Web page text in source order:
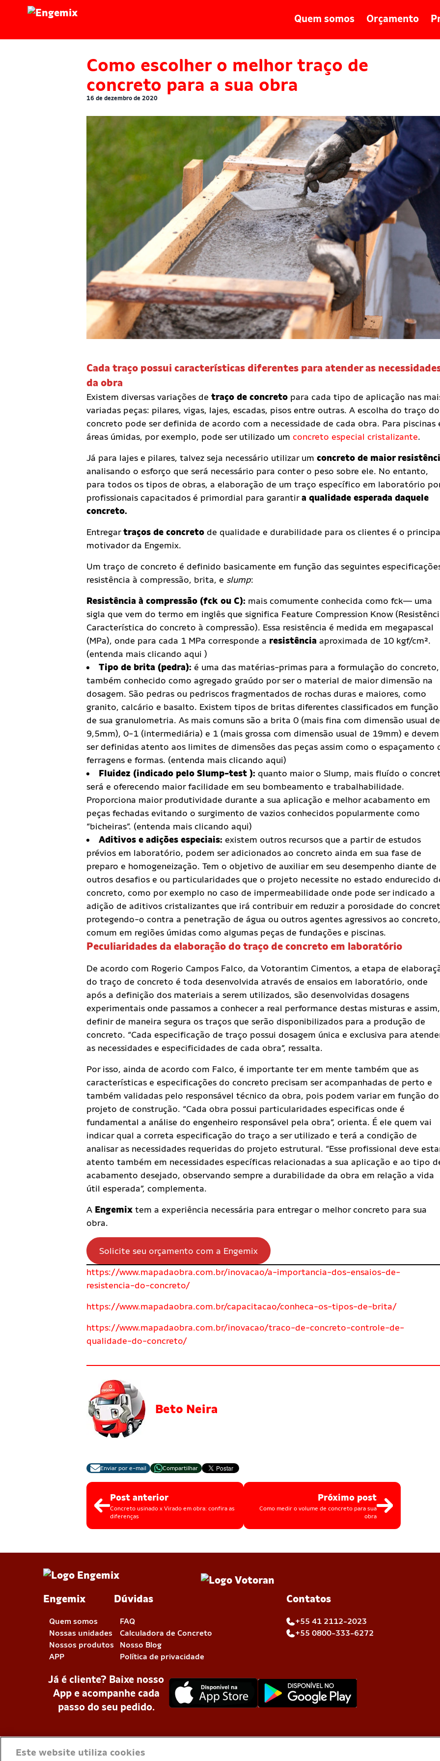
Engemix
Quem somos Orçamento
Como escolher o melhor traço de
concreto para a sua obra
16 de dezembro de 2020
Cada traço possui características diferentes para atender as
da obra
Existem diversas variações de traço de concreto para cada tipo de aplicação nas
variadas peças: pilares, vigas, lajes, escadas, pisos entre outras. A escolha do traço do
concreto pode ser definida de acordo com a necessidade de cada obra. Para piscinas
áreas úmidas, por exemplo, pode ser utilizado um concreto especial cristalizante.
Já para lajes e pilares, talvez seja necessário utilizar um concreto de maior
analisando o esforço que será necessário para conter o peso sobre ele. No entanto,
para todos os tipos de obras, a elaboração de um traço específico em laboratório
profissionais capacitados é primordial para garantira qualidade esperada daquele
concreto.
Entregartraços de concreto de qualidade e durabilidade para os clientes é o
motivador da Engemix.
Um traço de concreto é definido basicamente em função das seguintes
resistência à compressão, brita, e slump:
Resistência à compressão (fck ou C): mais comumente conhecida como fck— uma
sigla que vem do termo em inglês que significa Feature Compression Know
Característica do concreto à compressão). Essa resistência é medida em megapascal
(MPa), onde para cada 1 MPa corresponde a resistência aproximada de 10 kgf/cm².
(entenda mais clicando aqui )
Tipo de brita (pedra): é uma das matérias-primas para a formulação do concreto,
também conhecido como agregado graúdo por ser o material de maior dimensão na
dosagem. São pedras ou pedriscos fragmentados de rochas duras e maiores, como
granito, calcário e basalto. Existem tipos de britas diferentes classificados em função
de sua granulometria. As mais comuns são a brita 0 (mais fina com dimensão usual de
9,5mm), 0-1 (intermediária) e 1 (mais grossa com dimensão usual de 19mm) e devem
ser definidas atento aos limites de dimensões das peças assim como o espaçamento
ferragens e formas. (entenda mais clicando aqui)
Fluidez (indicado pelo Slump-test ): quanto maior o Slump, mais fluído o
será e oferecendo maior facilidade em seu bombeamento e trabalhabilidade.
Proporciona maior produtividade durante a sua aplicação e melhor acabamento em
peças fechadas evitando o surgimento de vazios conhecidos popularmente como
“bicheiras”. (entenda mais clicando aqui)
Aditivos e adições especiais: existem outros recursos que a partir de estudos
prévios em laboratório, podem ser adicionados ao concreto ainda em sua fase de
preparo e homogeneização. Tem o objetivo de auxiliar em seu desempenho diante de
outros desafios e ou particularidades que o projeto necessite no estado endurecido
concreto, como por exemplo no caso de impermeabilidade onde pode ser indicado a
adição de aditivos cristalizantes que irá contribuir em reduzir a porosidade do
protegendo-o contra a penetração de água ou outros agentes agressivos ao concreto,
comum em regiões úmidas como algumas peças de fundações e piscinas.
Peculiaridades da elaboração do traço de concreto em laboratório
De acordo com Rogerio Campos Falco, da Votorantim Cimentos, a etapa de
do traço de concreto é toda desenvolvida através de ensaios em laboratório, onde
após a definição dos materiais a serem utilizados, são desenvolvidas dosagens
experimentais onde passamos a conhecer a real performance destas misturas e assim,
definir de maneira segura os traços que serão disponibilizados para a produção de
concreto. “Cada especificação de traço possui dosagem única e exclusiva para
as necessidades e especificidades de cada obra”, ressalta.
Por isso, ainda de acordo com Falco, é importante ter em mente também que as
características e especificações do concreto precisam ser acompanhadas de perto e
também validadas pelo responsável técnico da obra, pois podem variar em função do
projeto de construção. “Cada obra possui particularidades especificas onde é
fundamental a análise do engenheiro responsável pela obra”, orienta. É ele quem vai
indicar qual a correta especificação do traço a ser utilizado e terá a condição de
analisar as necessidades requeridas do projeto estrutural. “Esse profissional deve
atento também em necessidades específicas relacionadas a sua aplicação e ao tipo
acabamento desejado, observando sempre a durabilidade da obra em relação a vida
útil esperada”, complementa.
A Engemix tem a experiência necessária para entregar o melhor concreto para sua
obra.
Solicite seu orçamento com a Engemix
https://www.mapadaobra.com.br/inovacao/a-importancia-dos-ensaios-de-
resistencia-do-concreto/
https://www.mapadaobra.com.br/capacitacao/conheca-os-tipos-de-brita/
https://www.mapadaobra.com.br/inovacao/traco-de-concreto-controle-de-
qualidade-do-concreto/
Beto Neira
Enviar por e-mail Compartilhar
Post anterior
Concreto usinado x Virado em obra: confira as
diferenças
Próximo post
Como medir o volume de concreto para sua
obra
Engemix
Quem somos
Nossas unidades
Nossos produtos
APP
Dúvidas
FAQ
Calculadora de Concreto
Nosso Blog
Política de privacidade
Contatos
+55 41 2112-2023
+55 0800-333-6272
Já é cliente? Baixe nosso
App e acompanhe cada
passo do seu pedido.
Este website utiliza cookies